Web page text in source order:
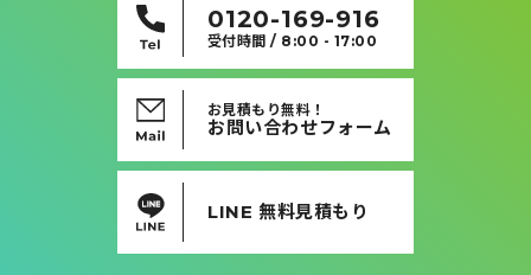
0120-169-916
受付時間 / 8:00 - 17:00
お見積もり無料！
お問い合わせフォーム
LINE 無料見積もり